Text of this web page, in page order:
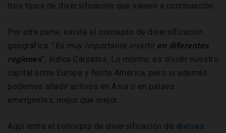
tres tipos de diversificación que vienen a continuación.
Por otra parte, existe el concepto de diversificación
geográfica. “ Es muy importante invertir en diferentes
regiones”, indica Cárpatos. Lo mínimo es dividir nuestro
capital entre Europa y Norte América, pero si además
podemos añadir activos en Asia o en países
emergentes, mejor que mejor.
Aquí entra el concepto de diversificación de divisas.